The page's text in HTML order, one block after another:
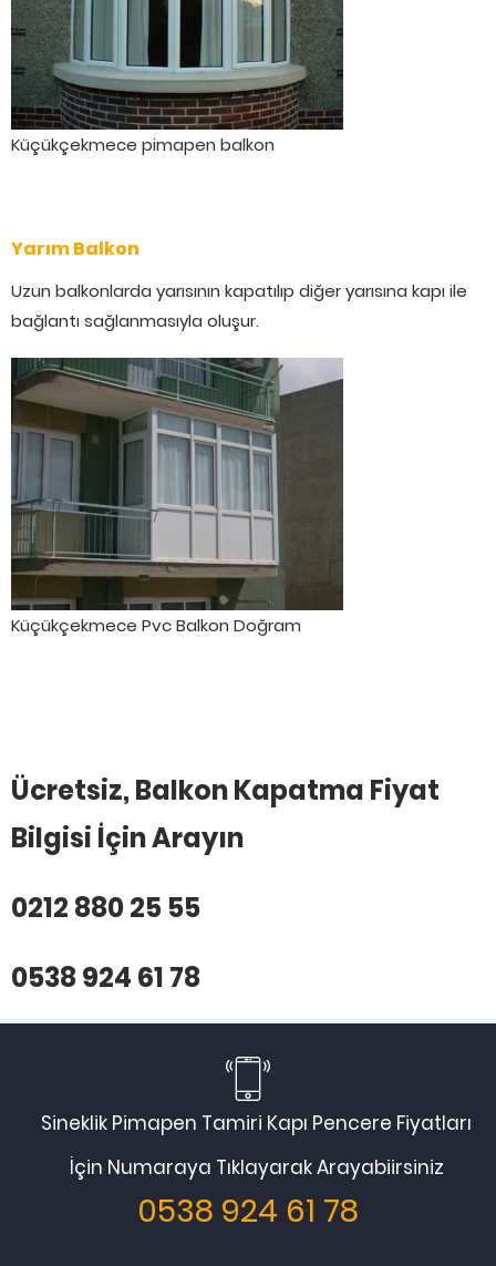
Küçükçekmece pimapen balkon
Yarım Balkon
Uzun balkonlarda yarısının kapatılıp diğer yarısına kapı ile
bağlantı sağlanmasıyla oluşur.
Küçükçekmece Pvc Balkon Doğram
Ücretsiz, Balkon Kapatma Fiyat
Bilgisi İçin Arayın
0212 880 25 55
0538 924 61 78
Sineklik Pimapen Tamiri Kapı Pencere Fiyatları
İçin Numaraya Tıklayarak Arayabiirsiniz
0538 924 61 78